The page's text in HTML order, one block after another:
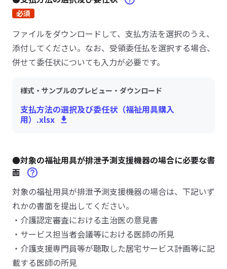
必須
ファイルをダウンロードして、支払方法を選択のうえ、
添付してください。なお、受領委任払を選択する場合、
併せて委任状についても入力が必要です。
様式・サンプルのプレビュー・ダウンロード
支払方法の選択及び委任状（福祉用具購入
用）.xlsx
●対象の福祉用具が排泄予測支援機器の場合に必要な書
面
対象の福祉用具が排泄予測支援機器の場合は、下記いず
れかの書面を提出してください。
・介護認定審査における主治医の意見書
・サービス担当者会議等における医師の所見
・介護支援専門員等が聴取した居宅サービス計画等に記
載する医師の所見